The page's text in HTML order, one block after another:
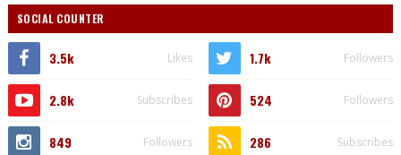
SOCIAL COUNTER
3.5k Likes 1.7k Followers
2.8k Subscribes 524 Followers
849 Followers 286 Subscribes